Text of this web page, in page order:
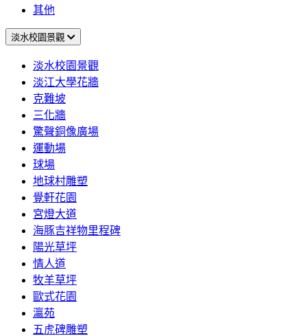
其他
淡水校園景觀
淡水校園景觀
淡江大學花牆
克難坡
三化牆
驚聲銅像廣場
運動場
球場
地球村雕塑
覺軒花園
宮燈大道
海豚吉祥物里程碑
陽光草坪
情人道
牧羊草坪
歐式花園
瀛苑
五虎碑雕塑